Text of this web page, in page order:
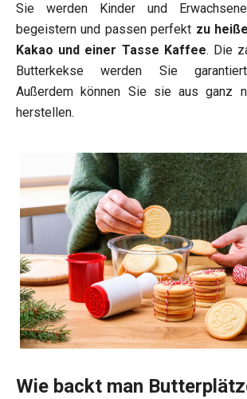
Sie werden Kinder und
begeistern und passen perfekt zu
Kakao und einer Tasse Kaffee. Die
Butterkekse werden Sie garantiert
Außerdem können Sie sie aus ganz
herstellen.
Wie backt man